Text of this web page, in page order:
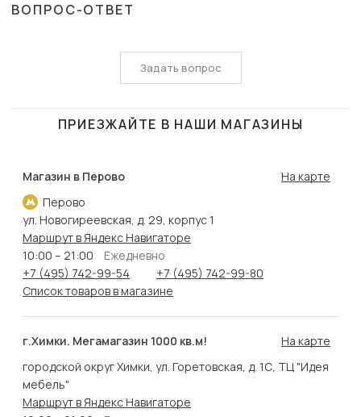
ВОПРОС-ОТВЕТ
Задать вопрос
ПРИЕЗЖАЙТЕ В НАШИ МАГАЗИНЫ
Магазин в Перово
Перово
На карте
ул. Новогиреевская, д. 29, корпус 1
Маршрут в Яндекс Навигаторе
10:00 – 21:00
Ежедневно
+7 (495) 742-99-54
+7 (495) 742-99-80
Список товаров в магазине
г.Химки. Мегамагазин 1000 кв.м!
На карте
городской округ Химки, ул. Горетовская, д. 1С, ТЦ "Идея
мебель"
Маршрут в Яндекс Навигаторе